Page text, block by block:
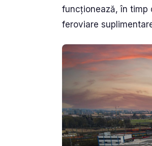
funcționează, în timp
feroviare